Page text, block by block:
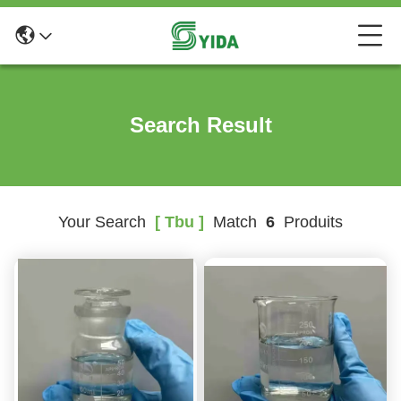
Search Result
Your Search [ Tbu ] Match 6 Produits